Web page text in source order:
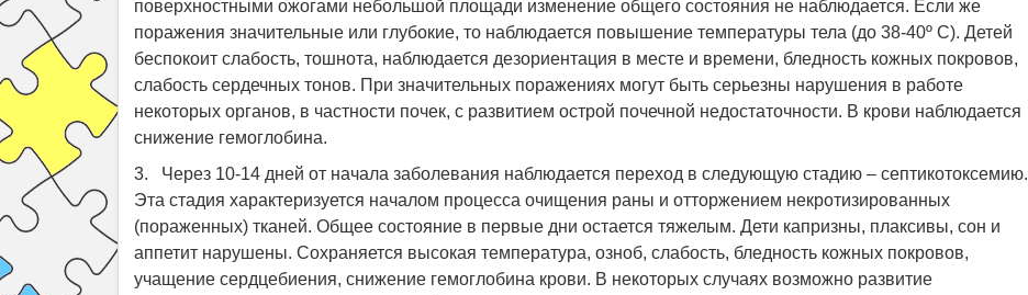
поверхностными ожогами небольшой площади изменение общего состояния не наблюдается. Если же
поражения значительные или глубокие, то наблюдается повышение температуры тела (до 38-40º С). Детей
беспокоит слабость, тошнота, наблюдается дезориентация в месте и времени, бледность кожных покровов,
слабость сердечных тонов. При значительных поражениях могут быть серьезны нарушения в работе
некоторых органов, в частности почек, с развитием острой почечной недостаточности. В крови наблюдается
снижение гемоглобина.
3. Через 10-14 дней от начала заболевания наблюдается переход в следующую стадию – септикотоксемию.
Эта стадия характеризуется началом процесса очищения раны и отторжением некротизированных
(пораженных) тканей. Общее состояние в первые дни остается тяжелым. Дети капризны, плаксивы, сон и
аппетит нарушены. Сохраняется высокая температура, озноб, слабость, бледность кожных покровов,
учащение сердцебиения, снижение гемоглобина крови. В некоторых случаях возможно развитие